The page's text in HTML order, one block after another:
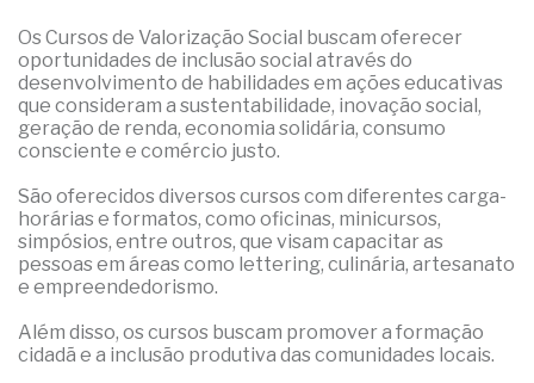
Os Cursos de Valorização Social buscam oferecer
oportunidades de inclusão social através do
desenvolvimento de habilidades em ações educativas
que consideram a sustentabilidade, inovação social,
geração de renda, economia solidária, consumo
consciente e comércio justo.
São oferecidos diversos cursos com diferentes carga-
horárias e formatos, como oficinas, minicursos,
simpósios, entre outros, que visam capacitar as
pessoas em áreas como lettering, culinária, artesanato
e empreendedorismo.
Além disso, os cursos buscam promover a formação
cidadã e a inclusão produtiva das comunidades locais.